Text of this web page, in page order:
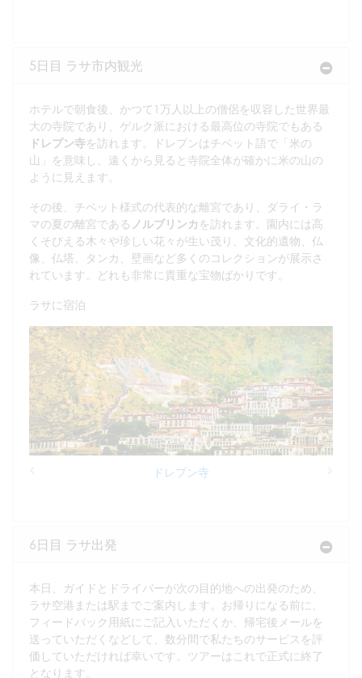
5日目 ラサ市内観光
ホテルで朝食後、かつて1万人以上の僧侶を収容した世界最
大の寺院であり、ゲルク派における最高位の寺院でもある
ドレプン寺を訪れます。ドレプンはチベット語で「米の
山」を意味し、遠くから見ると寺院全体が確かに米の山の
ように見えます。
その後、チベット様式の代表的な離宮であり、ダライ・ラ
マの夏の離宮である ノルブリンカ を訪れます。園内には高
くそびえる木々や珍しい花々が生い茂り、文化的遺物、仏
像、仏塔、タンカ、壁画など多くのコレクションが展示さ
れています。どれも非常に貴重な宝物ばかりです。
ラサに宿泊
ドレプン寺
6日目 ラサ出発
本日、ガイドとドライバーが次の目的地への出発のため、
ラサ空港または駅までご案内します。お帰りになる前に、
フィードバック用紙にご記入いただくか、帰宅後メールを
送っていただくなどして、数分間で私たちのサービスを評
価していただければ幸いです。ツアーはこれで正式に終了
となります。